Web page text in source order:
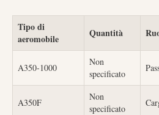
Tipo di
aeromobile
Quantità
A350-1000
Non
specificato
A350F
Non
specificato